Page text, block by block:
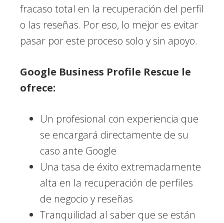
fracaso total en la recuperación del perfil
o las reseñas. Por eso, lo mejor es evitar
pasar por este proceso solo y sin apoyo.
Google Business Profile Rescue le
ofrece:
Un profesional con experiencia que
se encargará directamente de su
caso ante Google
Una tasa de éxito extremadamente
alta en la recuperación de perfiles
de negocio y reseñas
Tranquilidad al saber que se están